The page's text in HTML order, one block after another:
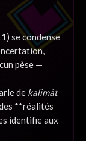
se condense
pèse —
de kalimât
**réalités
identifie aux